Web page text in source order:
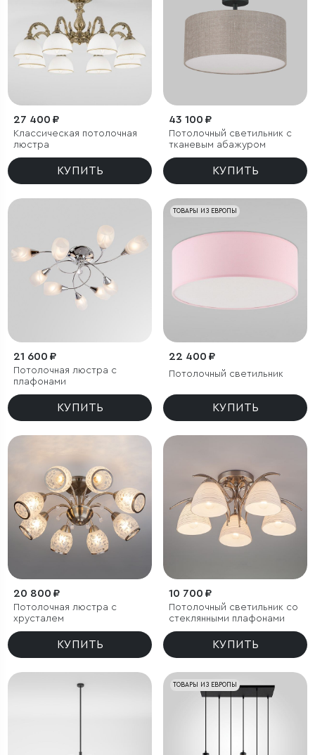
27 400 ₽
Классическая потолочная
люстра
КУПИТЬ
43 100 ₽
Потолочный светильник с
тканевым абажуром
КУПИТЬ
21 600 ₽
Потолочная люстра с
плафонами
КУПИТЬ
ТОВАРЫ ИЗ ЕВРОПЫ
22 400 ₽
Потолочный светильник
КУПИТЬ
20 800 ₽
Потолочная люстра с
хрусталем
КУПИТЬ
10 700 ₽
Потолочный светильник со
стеклянными плафонами
КУПИТЬ
ТОВАРЫ ИЗ ЕВРОПЫ